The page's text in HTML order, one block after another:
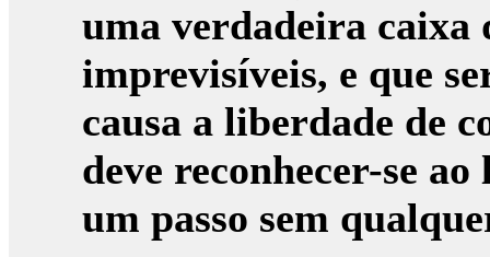
uma verdadeira caixa
imprevisíveis, e que
causa a liberdade de
deve reconhecer-se
um passo sem